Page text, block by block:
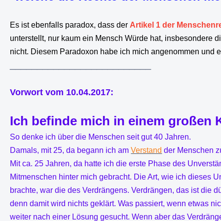
Es ist ebenfalls paradox, dass der Artikel 1 der
unterstellt, nur kaum ein Mensch Würde hat, insbesondere
nicht. Diesem Paradoxon habe ich mich angenommen und
Vorwort vom 10.04.2017:
Ich befinde mich in einem großen
So denke ich über die Menschen seit gut 40 Jahren.
Damals, mit 25, da begann ich am Verstand der Menschen
Mit ca. 25 Jahren, da hatte ich die erste Phase des
Mitmenschen hinter mich gebracht. Die Art, wie ich dieses
brachte, war die des Verdrängens. Verdrängen, das ist die
denn damit wird nichts geklärt. Was passiert, wenn etwas
weiter nach einer Lösung gesucht. Wenn aber das